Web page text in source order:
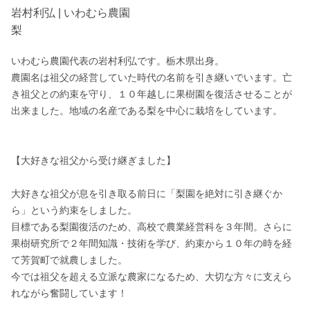
岩村利弘 | いわむら農園
梨
いわむら農園代表の岩村利弘です。栃木県出身。
農園名は祖父の経営していた時代の名前を引き継いでいます。亡
き祖父との約束を守り、１０年越しに果樹園を復活させることが
出来ました。地域の名産である梨を中心に栽培をしています。
【大好きな祖父から受け継ぎました】
大好きな祖父が息を引き取る前日に「梨園を絶対に引き継ぐか
ら」という約束をしました。
目標である梨園復活のため、高校で農業経営科を３年間。さらに
果樹研究所で２年間知識・技術を学び、約束から１０年の時を経
て芳賀町で就農しました。
今では祖父を超える立派な農家になるため、大切な方々に支えら
れながら奮闘しています！